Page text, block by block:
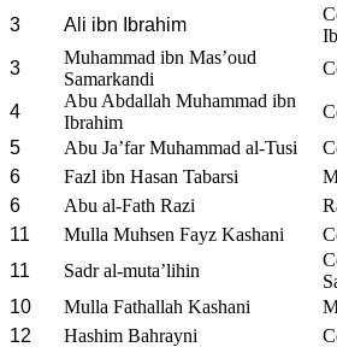
3
Ali ibn Ibrahim
3
Muhammad ibn Mas’oud
Samarkandi
4
Abu Abdallah Muhammad ibn
Ibrahim
5
Abu Ja’far Muhammad al-Tusi
6
Fazl ibn Hasan Tabarsi
6
Abu al-Fath Razi
11
Mulla Muhsen Fayz Kashani
11
Sadr al-muta’lihin
10
Mulla Fathallah Kashani
12
Hashim Bahrayni